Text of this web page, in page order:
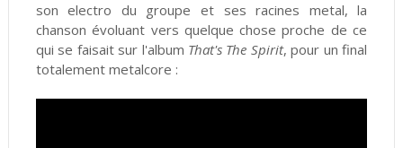
son electro du groupe et ses racines metal, la
chanson évoluant vers quelque chose proche de ce
qui se faisait sur l'album That's The Spirit, pour un final
totalement metalcore :